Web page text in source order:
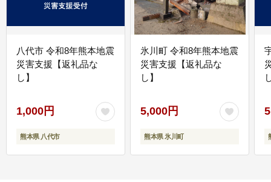
八代市 令和8年熊本地震
災害支援【返礼品な
し】
1,000円
熊本県 八代市
氷川町 令和8年熊本地震
災害支援【返礼品な
し】
5,000円
熊本県 氷川町